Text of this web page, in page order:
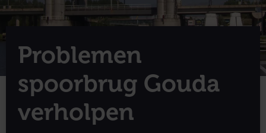
Problemen
spoorbrug Gouda
verholpen